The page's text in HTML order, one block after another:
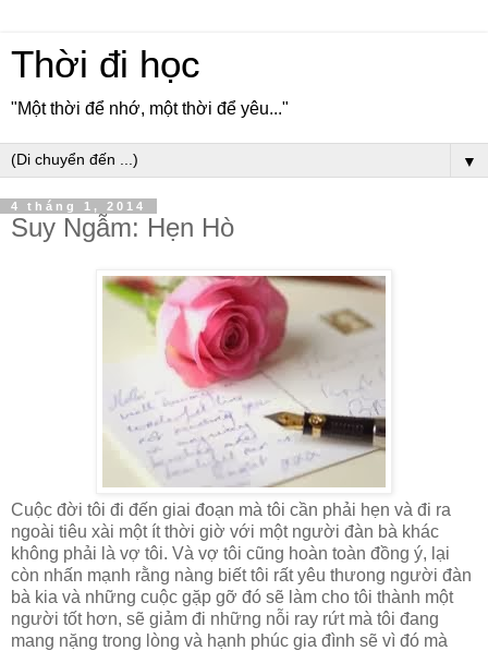
Thời đi học
"Một thời để nhớ, một thời để yêu..."
▼
4 tháng 1, 2014
Suy Ngẫm: Hẹn Hò
Cuộc đời tôi đi đến giai đoạn mà tôi cần phải hẹn và đi ra
ngoài tiêu xài một ít thời giờ với một người đàn bà khác
không phải là vợ tôi. Và vợ tôi cũng hoàn toàn đồng ý, lại
còn nhấn mạnh rằng nàng biết tôi rất yêu thưong người đàn
bà kia và những cuộc gặp gỡ đó sẽ làm cho tôi thành một
người tốt hơn, sẽ giảm đi những nỗi ray rứt mà tôi đang
mang nặng trong lòng và hạnh phúc gia đình sẽ vì đó mà